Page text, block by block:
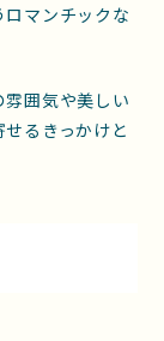
マンチックな
囲気や美しい
るきっかけと